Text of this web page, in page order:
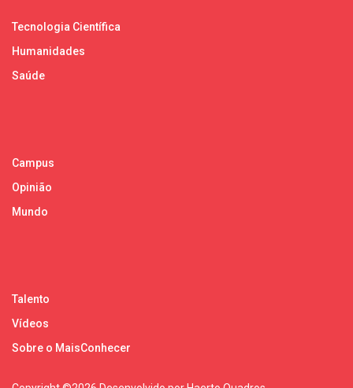
Tecnologia Científica
Humanidades
Saúde
Campus
Opinião
Mundo
Talento
Vídeos
Sobre o MaisConhecer